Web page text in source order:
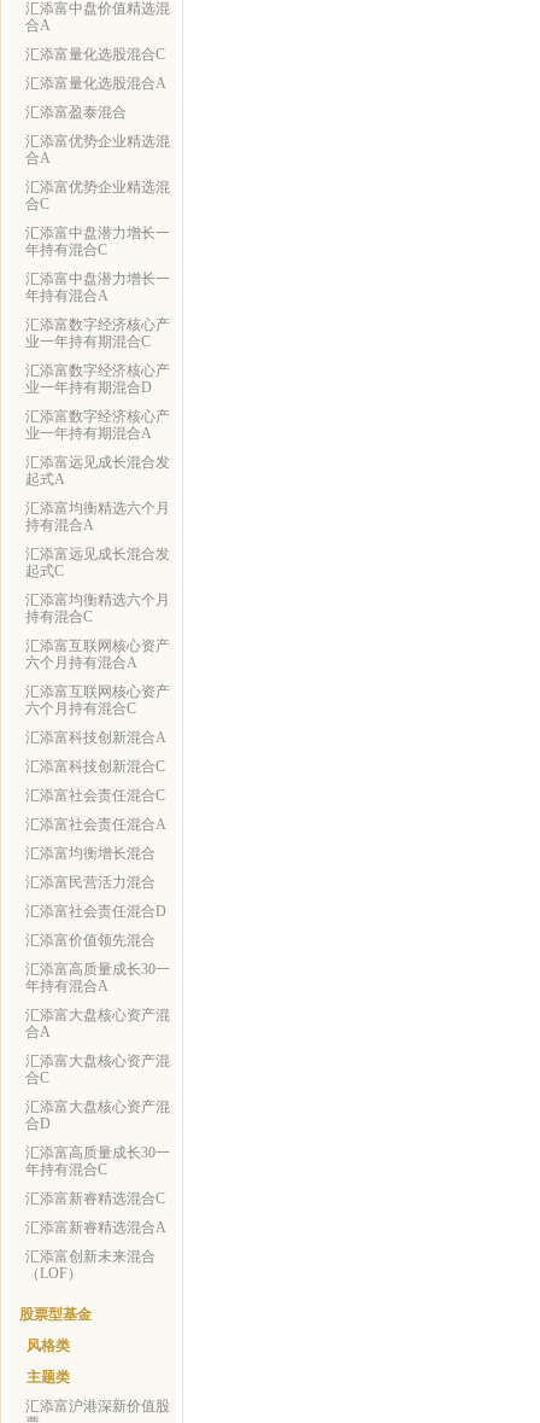
汇添富中盘价值精选混
合A
汇添富量化选股混合C
汇添富量化选股混合A
汇添富盈泰混合
汇添富优势企业精选混
合A
汇添富优势企业精选混
合C
汇添富中盘潜力增长一
年持有混合C
汇添富中盘潜力增长一
年持有混合A
汇添富数字经济核心产
业一年持有期混合C
汇添富数字经济核心产
业一年持有期混合D
汇添富数字经济核心产
业一年持有期混合A
汇添富远见成长混合发
起式A
汇添富均衡精选六个月
持有混合A
汇添富远见成长混合发
起式C
汇添富均衡精选六个月
持有混合C
汇添富互联网核心资产
六个月持有混合A
汇添富互联网核心资产
六个月持有混合C
汇添富科技创新混合A
汇添富科技创新混合C
汇添富社会责任混合C
汇添富社会责任混合A
汇添富均衡增长混合
汇添富民营活力混合
汇添富社会责任混合D
汇添富价值领先混合
汇添富高质量成长30一
年持有混合A
汇添富大盘核心资产混
合A
汇添富大盘核心资产混
合C
汇添富大盘核心资产混
合D
汇添富高质量成长30一
年持有混合C
汇添富新睿精选混合C
汇添富新睿精选混合A
汇添富创新未来混合
（LOF）
股票型基金
风格类
主题类
汇添富沪港深新价值股